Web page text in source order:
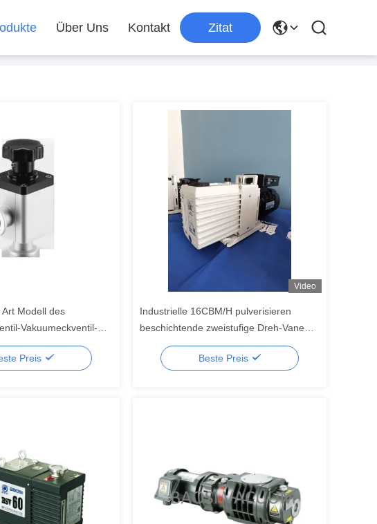
Über Uns Kontakt Zitat
Modell des
Vakuumeckventil-
Preis
Video
Industrielle 16CBM/H pulverisieren
beschichtende zweistufige Dreh-Vane
Beste Preis